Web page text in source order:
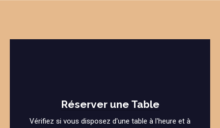
Réserver une Table
Vérifiez si vous disposez d'une table à l'heure et à